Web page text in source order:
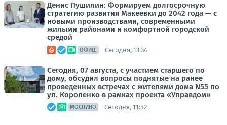
Денис Пушилин: Формируем долгосрочную
стратегию развития Макеевки до 2042 года — с
новыми производствами, современными
жилыми районами и комфортной городской
средой
ОФИЦ. Сегодня, 13:34
Сегодня, 07 августа, с участием старшего по
дому, обсудил вопросы поднятые на ранее
проведенных встречах с жителями дома N55 по
ул. Короленко в рамках проекта «Управдом»
МОСПИНО Сегодня, 11:52